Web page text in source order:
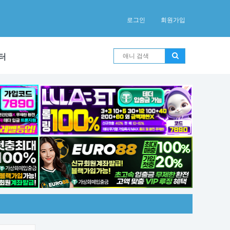
로그인 회원가입